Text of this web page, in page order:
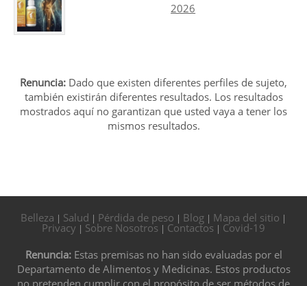
2026
Renuncia: Dado que existen diferentes perfiles de sujeto,
también existirán diferentes resultados. Los resultados
mostrados aquí no garantizan que usted vaya a tener los
mismos resultados.
Belleza | Salud | Pérdida de peso | Blog | Mapa del sitio |
Privacy | Sobre Nosotros | Contactos | Covid-19
Renuncia:Estas premisas no han sido evaluadas por el
Departamento de Alimentos y Medicinas. Estos productos